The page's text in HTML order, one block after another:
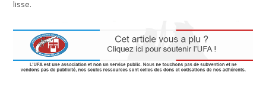
lisse.